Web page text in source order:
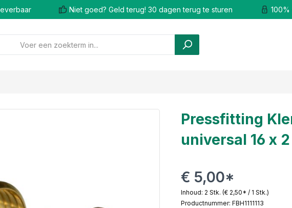
Niet goed? Geld terug! 30 dagen terug te sturen 100%
Pressfitting
universal 16 x
€ 5,00*
Inhoud: 2 Stk. (€ 2,50* / 1 Stk.)
Productnummer: FBH1111113